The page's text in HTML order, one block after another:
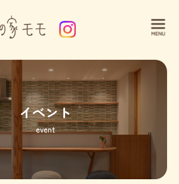
イベント
event